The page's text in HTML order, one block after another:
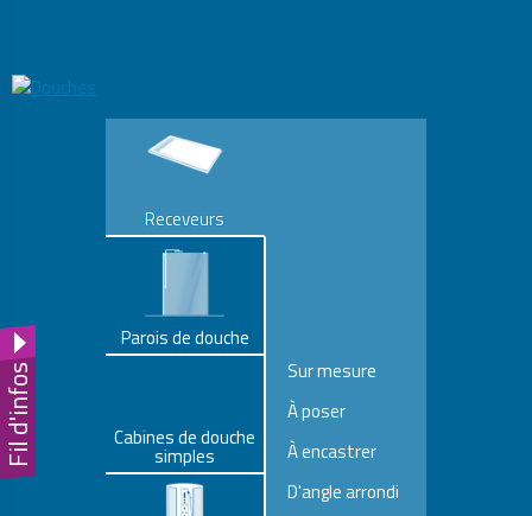
Receveurs
Sur mesure
À poser
À encastrer
D'angle arrondi
Parois de douche
Cabines de douche
simples